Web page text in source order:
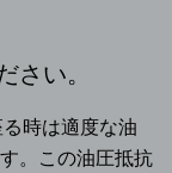
さい。
時は適度な油
。この油圧抵抗